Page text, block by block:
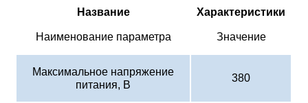
Название Характеристики
Наименование параметра Значение
Максимальное напряжение
питания, В
380